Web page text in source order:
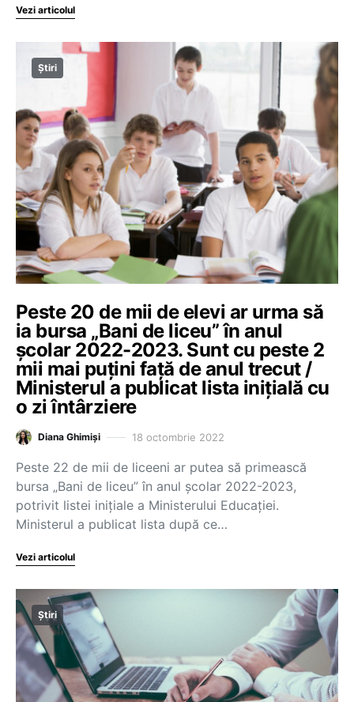
Vezi articolul
Știri
Peste 20 de mii de elevi ar urma să
ia bursa „Bani de liceu” în anul
școlar 2022-2023. Sunt cu peste 2
mii mai puțini față de anul trecut /
Ministerul a publicat lista inițială cu
o zi întârziere
Diana Ghimiși 18 octombrie 2022
Peste 22 de mii de liceeni ar putea să primească
bursa „Bani de liceu” în anul școlar 2022-2023,
potrivit listei inițiale a Ministerului Educației.
Ministerul a publicat lista după ce…
Vezi articolul
Știri